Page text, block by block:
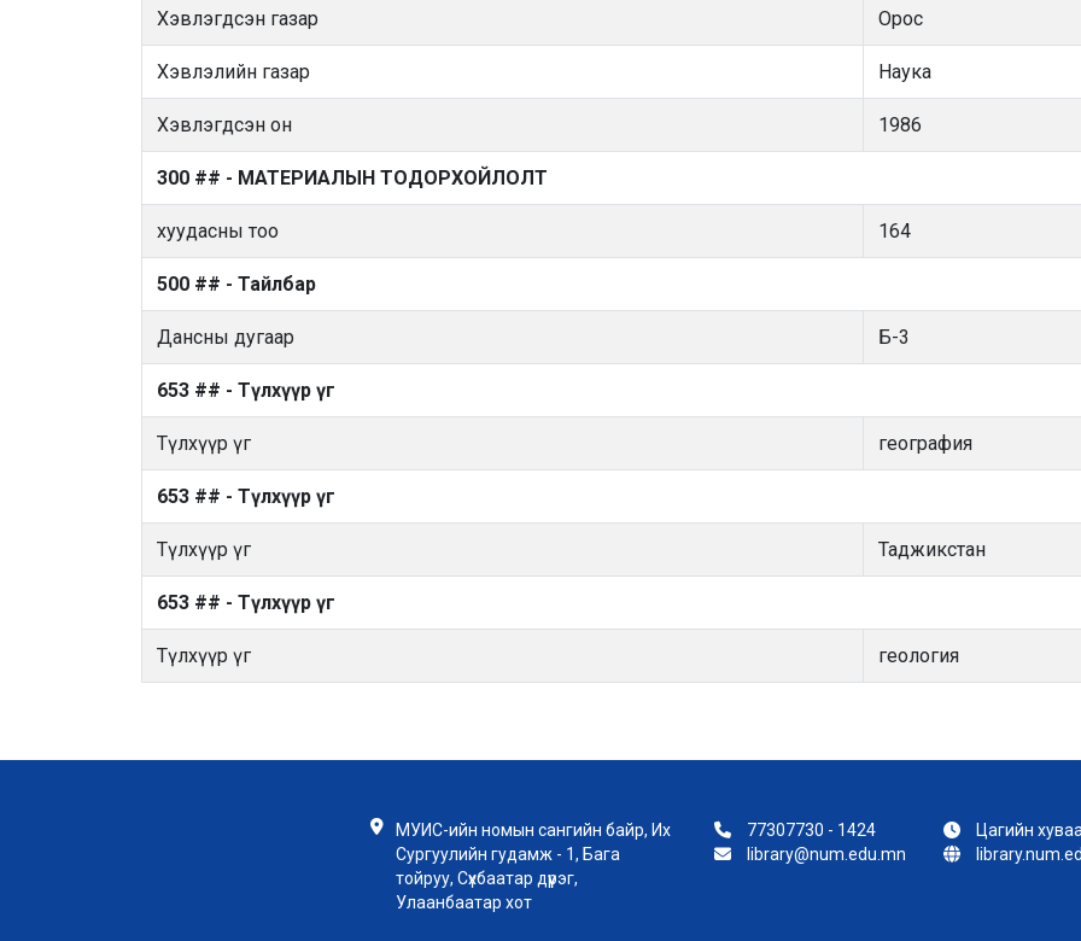
Хэвлэгдсэн газар Орос
Хэвлэлийн газар Наука
Хэвлэгдсэн он 1986
300 ## - МАТЕРИАЛЫН ТОДОРХОЙЛОЛТ
хуудасны тоо 164
500 ## - Тайлбар
Дансны дугаар Б-3
653 ## - Түлхүүр үг
Түлхүүр үг география
653 ## - Түлхүүр үг
Түлхүүр үг Таджикстан
653 ## - Түлхүүр үг
Түлхүүр үг геология
МУИС-ийн номын сангийн байр, Их
Сургуулийн гудамж - 1, Бага
тойруу, Сүхбаатар дүүрэг,
Улаанбаатар хот
77307730 - 1424
library@num.edu.mn
Цагийн